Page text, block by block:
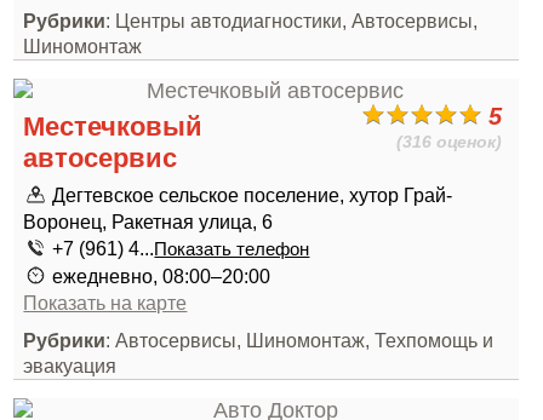
Рубрики: Центры автодиагностики, Автосервисы,
Шиномонтаж
5
(316 оценок)
Местечковый
автосервис
Дегтевское сельское поселение, хутор Грай-
Воронец, Ракетная улица, 6
+7 (961) 4...Показать телефон
ежедневно, 08:00–20:00
Показать на карте
Рубрики: Автосервисы, Шиномонтаж, Техпомощь и
эвакуация